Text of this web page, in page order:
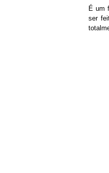
É um
ser